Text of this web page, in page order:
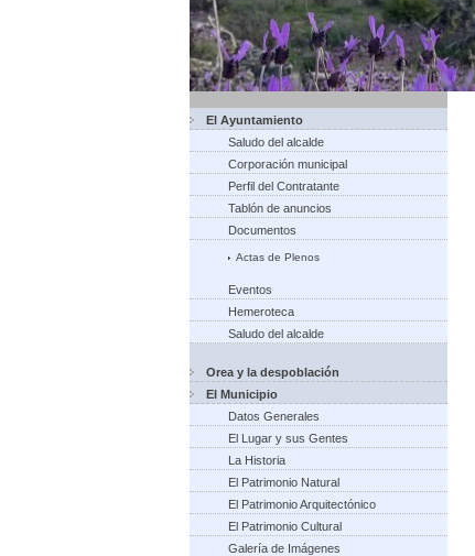
El Ayuntamiento
Saludo del alcalde
Corporación municipal
Perfil del Contratante
Tablón de anuncios
Documentos
Actas de Plenos
Eventos
Hemeroteca
Saludo del alcalde
Orea y la despoblación
El Municipio
Datos Generales
El Lugar y sus Gentes
La Historia
El Patrimonio Natural
El Patrimonio Arquitectónico
El Patrimonio Cultural
Galería de Imágenes